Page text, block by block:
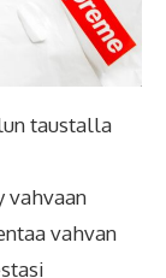
taustalla
vahvaan
vahvan